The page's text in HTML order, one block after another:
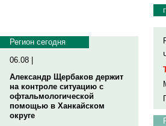
Регион сегодня
06.08 |
Александр Щербаков держит
на контроле ситуацию с
офтальмологической
помощью в Ханкайском
округе